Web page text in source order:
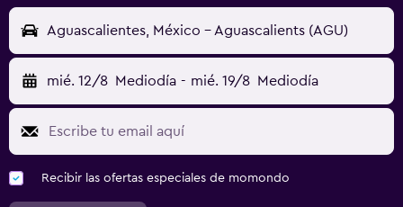
Aguascalientes, México - Aguascalients (AGU)
mié. 12/8 Mediodía - mié. 19/8 Mediodía
Recibir las ofertas especiales de momondo